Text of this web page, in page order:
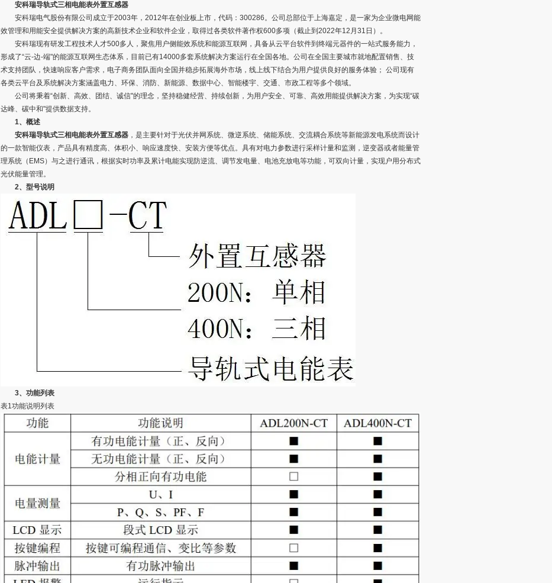
安科瑞导轨式三相电能表外置互感器
安科瑞电气股份有限公司成立于2003年，2012年在创业板上市，代码：300286。公司总部位于上海嘉定，是一家为企业微电网能
效管理和用能安全提供解决方案的高新技术企业和软件企业，取得过各类软件著作权600多项（截止到2022年12月31日）。
安科瑞现有研发工程技术人才500多人，聚焦用户侧能效系统和能源互联网，具备从云平台软件到终端元器件的一站式服务能力，
形成了“云-边-端"的能源互联网生态体系，目前已有14000多套系统解决方案运行在全国各地。公司在全国主要城市就地配置销售、技
术支持团队，快速响应客户需求，电子商务团队面向全国并稳步拓展海外市场，线上线下结合为用户提供良好的服务体验； 公司现有
各类云平台及系统解决方案涵盖电力、环保、消防、新能源、数据中心、智能楼宇、交通、市政工程等多个领域。
公司将秉着“创新、高效、团结、诚信"的理念，坚持稳健经营、持续创新，为用户安全、可靠、高效用能提供解决方案，为实现“碳
达峰、碳中和"提供数据支持。
1、概述
安科瑞导轨式三相电能表外置互感器，是主要针对于光伏并网系统、微逆系统、储能系统、交流耦合系统等新能源发电系统而设计
的一款智能仪表，产品具有精度高、体积小、响应速度快、安装方便等优点。具有对电力参数进行采样计量和监测，逆变器或者能量管
理系统（EMS）与之进行通讯，根据实时功率及累计电能实现防逆流、调节发电量、电池充放电等功能，可双向计量，实现户用分布式
光伏能量管理。
2、型号说明
3、功能列表
表1功能说明列表